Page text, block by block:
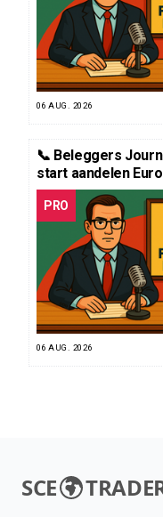
06 AUG. 2026
📞 Beleggers
start aandelen
PRO
06 AUG. 2026
SCE